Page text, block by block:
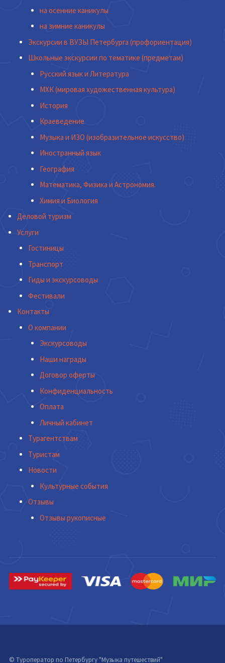
на осенние каникулы
на зимние каникулы
Экскурсии в ВУЗЫ Петербурга (профориентация)
Школьные экскурсии по тематике (предметам)
Русский язык и Литература
МХК (мировая художественная культура)
История
Краеведение
Музыка и ИЗО (изобразительное искусство)
Иностранный язык
География
Математика, Физика и Астрономия.
Химия и Биология
Деловой туризм
Услуги
Гостиницы
Транспорт
Гиды и экскурсоводы
Фестивали
Контакты
О компании
Экскурсоводы
Наши награды
Договор оферты
Конфиденциальность
Оплата
Личный кабинет
Турагентствам
Туристам
Новости
Культурные события
Отзывы
Отзывы рукописные
© Туроператор по Петербургу "Музыка путешествий"